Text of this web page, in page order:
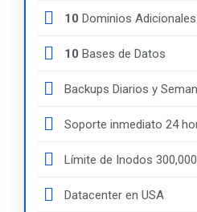
10 Dominios Adicionales
10 Bases de Datos
Backups Diarios y
Soporte inmediato 24
Límite de Inodos 300,000
Datacenter en USA